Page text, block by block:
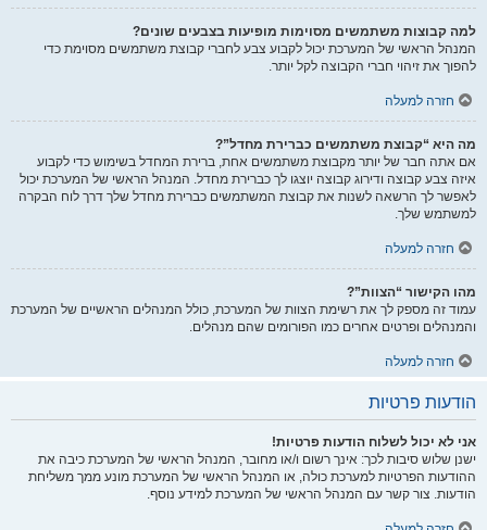
למה קבוצות משתמשים מסוימות מופיעות בצבעים שונים?
המנהל הראשי של המערכת יכול לקבוע צבע לחברי קבוצת משתמשים מסוימת כדי
להפוך את זיהוי חברי הקבוצה לקל יותר.
חזרה למעלה
מה היא “קבוצת משתמשים כברירת מחדל”?
אם אתה חבר של יותר מקבוצת משתמשים אחת, ברירת המחדל בשימוש כדי לקבוע
איזה צבע קבוצה ודירוג קבוצה יוצגו לך כברירת מחדל. המנהל הראשי של המערכת יכול
לאפשר לך הרשאה לשנות את קבוצת המשתמשים כברירת מחדל שלך דרך לוח הבקרה
למשתמש שלך.
חזרה למעלה
מהו הקישור “הצוות”?
עמוד זה מספק לך את רשימת הצוות של המערכת, כולל המנהלים הראשיים של המערכת
והמנהלים ופרטים אחרים כמו הפורומים שהם מנהלים.
חזרה למעלה
הודעות פרטיות
אני לא יכול לשלוח הודעות פרטיות!
ישנן שלוש סיבות לכך: אינך רשום ו/או מחובר, המנהל הראשי של המערכת כיבה את
ההודעות הפרטיות למערכת כולה, או המנהל הראשי של המערכת מונע ממך משליחת
הודעות. צור קשר עם המנהל הראשי של המערכת למידע נוסף.